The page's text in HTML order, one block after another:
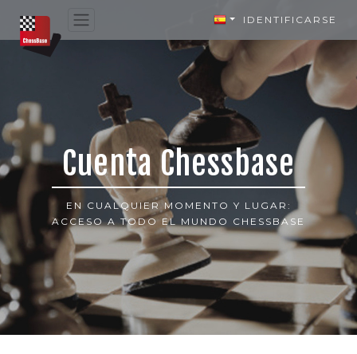
IDENTIFICARSE
Cuenta Chessbase
EN CUALQUIER MOMENTO Y LUGAR:
ACCESO A TODO EL MUNDO CHESSBASE